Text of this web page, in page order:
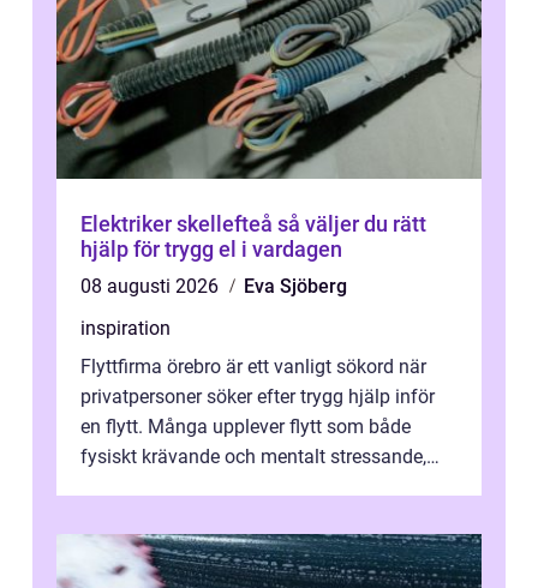
Elektriker skellefteå så väljer du rätt
hjälp för trygg el i vardagen
08 augusti 2026
Eva Sjöberg
inspiration
Flyttfirma örebro är ett vanligt sökord när
privatpersoner söker efter trygg hjälp inför
en flytt. Många upplever flytt som både
fysiskt krävande och mentalt stressande,